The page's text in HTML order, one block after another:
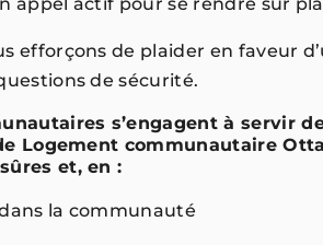
efforçons de plaider en faveur
de sécurité.
s’engagent à servir
Logement communautaire
et, en :
la communauté